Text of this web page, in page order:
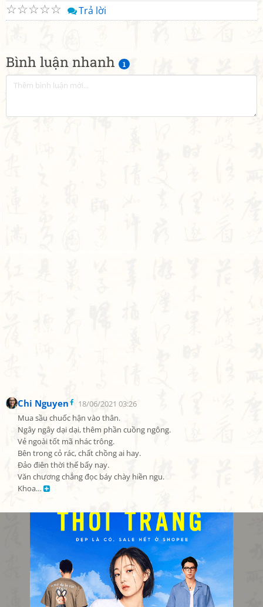
Bình luận nhanh 1
Chi Nguyen
18/06/2021 03:26
Mua sầu chuốc hận vào thân.
Ngây ngây dại dại, thêm phần cuồng ngông.
Vẻ ngoài tốt mã nhác trông.
Bên trong cỏ rác, chất chồng ai hay.
Đảo điên thời thế bấy nay.
Văn chương chẳng đọc báy chày hiền ngu.
Khoa…
☆
☆
☆
☆
☆ Trả lời